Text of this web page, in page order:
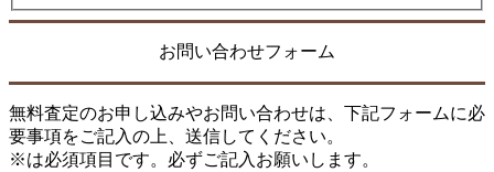
お問い合わせフォーム
無料査定のお申し込みやお問い合わせは、下記フォームに必
要事項をご記入の上、送信してください。
※は必須項目です。必ずご記入お願いします。